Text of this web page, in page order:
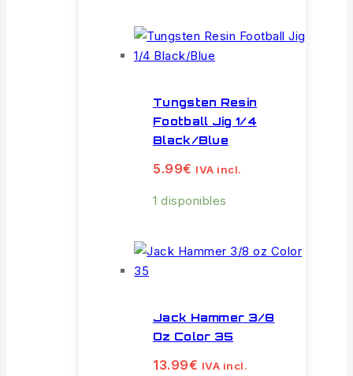
Tungsten Resin
Football Jig 1/4
Black/Blue
5.99€ IVA incl.
1 disponibles
Jack Hammer 3/8
Oz Color 35
13.99€ IVA incl.